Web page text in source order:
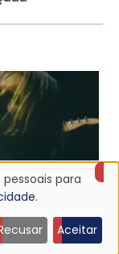
para
.
Aceitar